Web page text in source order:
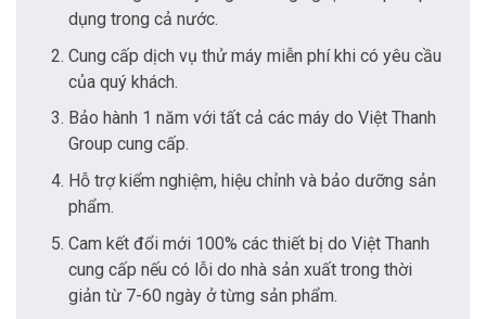
dụng trong cả nước.
Cung cấp dịch vụ thử máy miễn phí khi có yêu cầu
của quý khách.
Bảo hành 1 năm với tất cả các máy do Việt Thanh
Group cung cấp.
Hỗ trợ kiểm nghiệm, hiệu chỉnh và bảo dưỡng sản
phẩm.
Cam kết đổi mới 100% các thiết bị do Việt Thanh
cung cấp nếu có lỗi do nhà sản xuất trong thời
giản từ 7-60 ngày ở từng sản phẩm.